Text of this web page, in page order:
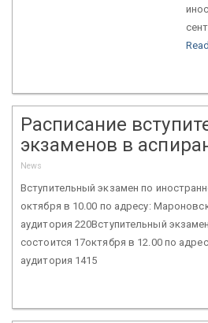
Расписание
экзаменов в
News
Вступительный экзамен по
октября в 10.00 по адресу:
аудитория 220Вступительный
состоится 17октября в 12.00 по
аудитория 1415